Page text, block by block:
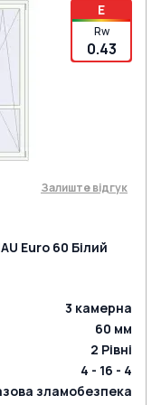
E
Rw
0.43
Залиште відгук
Euro 60 Білий
3 камерна
60 мм
2 Рівні
4 - 16 - 4
зламобезпека